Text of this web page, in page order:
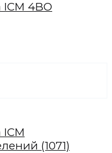
4BO
(1071)